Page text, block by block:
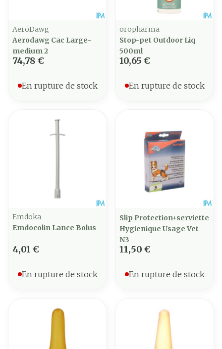
AeroDawg
Aerodawg Cac Large-
medium 2
74,78 €
En rupture de stock
oropharma
Stop-pet Outdoor Liq
500ml
10,65 €
En rupture de stock
Emdoka
Emdocolin Lance Bolus
4,01 €
En rupture de stock
Slip Protection+serviette
Hygienique Usage Vet
N3
11,50 €
En rupture de stock